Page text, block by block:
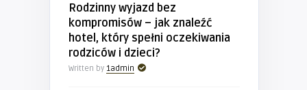
Rodzinny wyjazd bez
kompromisów – jak znaleźć
hotel, który spełni oczekiwania
rodziców i dzieci?
Written by 1admin